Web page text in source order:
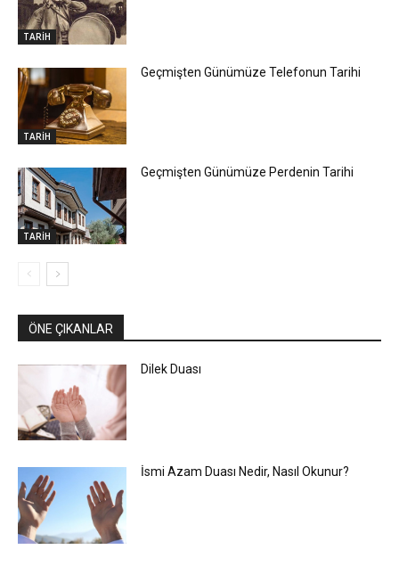
TARİH
TARİH
Geçmişten Günümüze Telefonun Tarihi
TARİH
Geçmişten Günümüze Perdenin Tarihi
ÖNE ÇIKANLAR
Dilek Duası
İsmi Azam Duası Nedir, Nasıl Okunur?